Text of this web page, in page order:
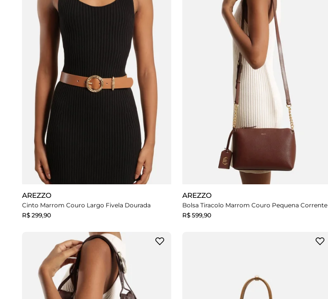
AREZZO
Cinto Marrom Couro Largo Fivela Dourada
R$ 299,90
AREZZO
Bolsa Tiracolo Marrom Couro Pequena Corrente
R$ 599,90